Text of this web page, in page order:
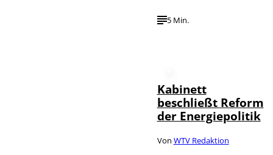
5 Min.
Kabinett
beschließt Reform
der Energiepolitik
Von WTV Redaktion